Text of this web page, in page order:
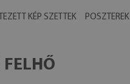
KÉP SZETTEK POSZTEREK